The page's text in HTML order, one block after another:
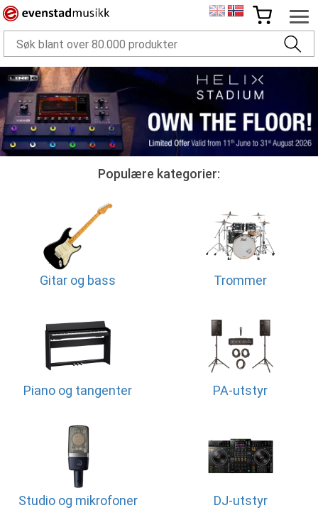
Populære kategorier:
Gitar og bass Trommer
Piano og tangenter PA-utstyr
Studio og mikrofoner DJ-utstyr